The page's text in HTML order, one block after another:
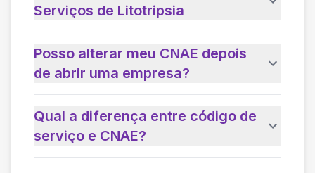
Serviços de Litotripsia
Posso alterar meu CNAE depois
de abrir uma empresa?
Qual a diferença entre código de
serviço e CNAE?